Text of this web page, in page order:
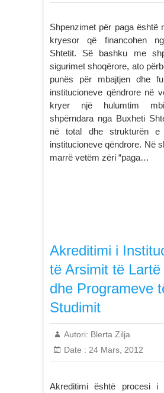
Shpenzimet për paga është
kryesor që financohen
Shtetit. Së bashku me
sigurimet shoqërore, ato
punës për mbajtjen dhe
institucioneve qëndrore në
kryer një hulumtim
shpërndara nga Buxheti
në total dhe strukturën
institucioneve qëndrore. Në
marrë vetëm zëri “paga…
Akreditimi i
të Arsimit të
dhe Programeve
Studimit
Autori: Blerta Zilja
Date : 24 Mars, 2012
Akreditimi është procesi i